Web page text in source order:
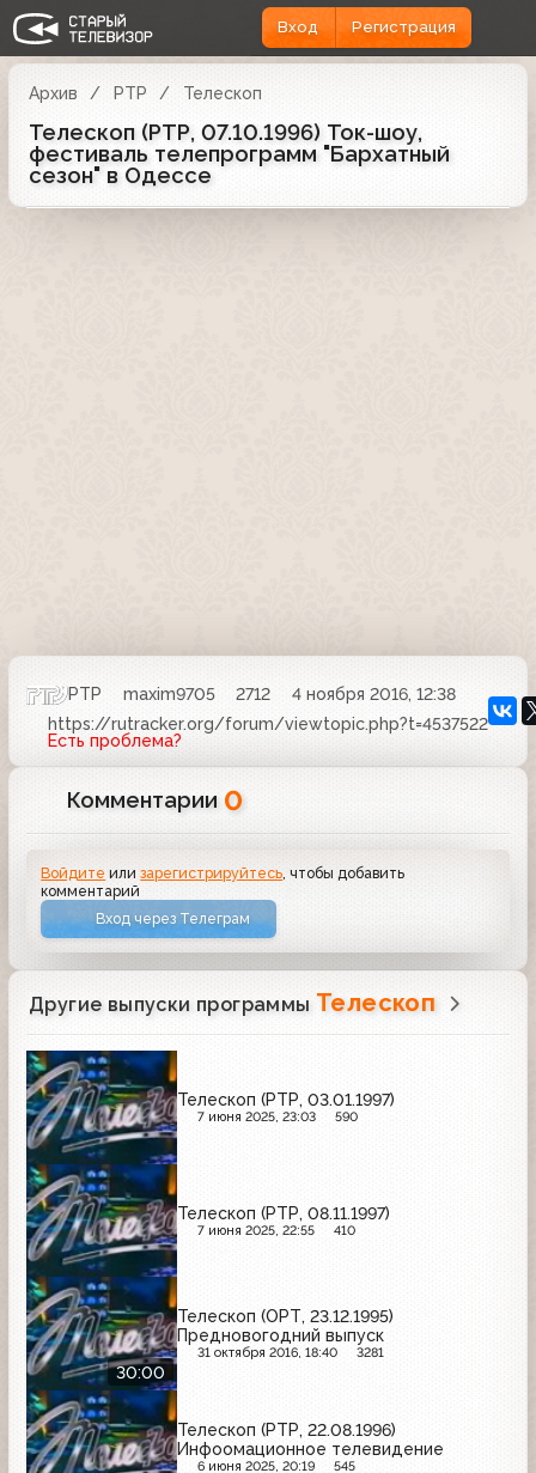
Вход Регистрация
Архив РТР Телескоп
Телескоп (РТР, 07.10.1996) Ток-шоу,
фестиваль телепрограмм "Бархатный
сезон" в Одессе
РТР maxim9705 2712
4 ноября 2016, 12:38
https://rutracker.org/forum/viewtopic.php?t=4537522
Есть проблема?
Комментарии 0
Войдите илизарегистрируйтесь , чтобы добавить
комментарий
Вход через Телеграм
Другие выпуски программы Телескоп
Телескоп (РТР, 03.01.1997)
7 июня 2025, 23:03 590
Телескоп (РТР, 08.11.1997)
7 июня 2025, 22:55 410
30:00
Телескоп (ОРТ, 23.12.1995)
Предновогодний выпуск
31 октября 2016, 18:40 3281
Телескоп (РТР, 22.08.1996)
Инфоомационное телевидение
6 июня 2025, 20:19 545